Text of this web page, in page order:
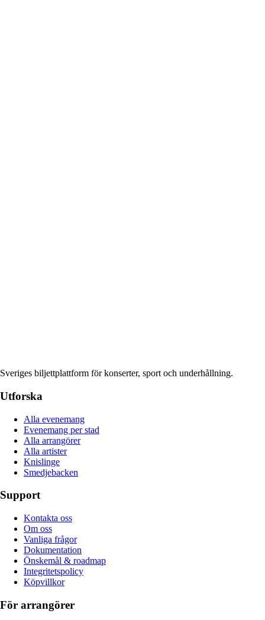
Sveriges biljettplattform för konserter, sport och underhållning.
Utforska
Alla evenemang
Evenemang per stad
Alla arrangörer
Alla artister
Knislinge
Smedjebacken
Support
Kontakta oss
Om oss
Vanliga frågor
Dokumentation
Önskemål & roadmap
Integritetspolicy
Köpvillkor
För arrangörer